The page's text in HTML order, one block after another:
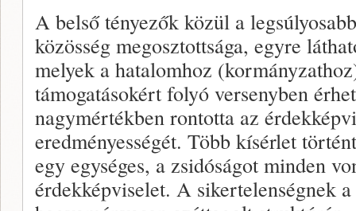
A belső tényezők közül a
közösség megosztottsága, egyre
melyek a hatalomhoz
támogatásokért folyó versenyben
nagymértékben rontotta az
eredményességét. Több kísérlet
egy egységes, a zsidóságot minden
érdekképviselet. A sikertelenségnek